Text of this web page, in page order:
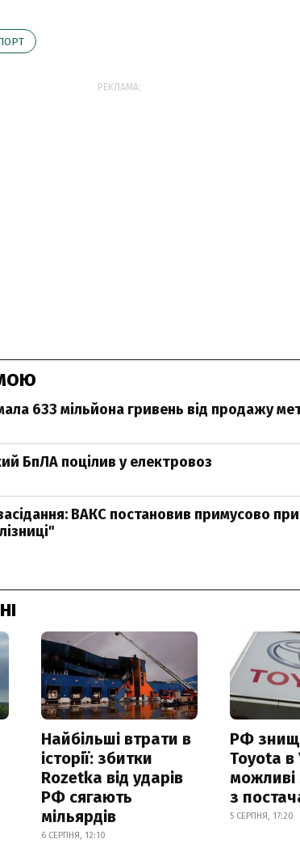
РЕКЛАМА:
633 мільйона гривень від продажу
БпЛА поцілив у електровоз
ВАКС постановив примусово
Найбільші втрати в
історії: збитки
Rozetka від ударів
РФ сягають
мільярдів
6 СЕРПНЯ, 12:10
РФ
Toyota в
з
5 СЕРПНЯ, 17:20